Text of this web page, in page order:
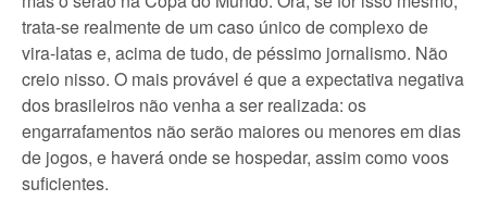
trata-se realmente de um caso único de complexo de
vira-latas e, acima de tudo, de péssimo jornalismo. Não
creio nisso. O mais provável é que a expectativa negativa
dos brasileiros não venha a ser realizada: os
engarrafamentos não serão maiores ou menores em dias
de jogos, e haverá onde se hospedar, assim como voos
suficientes.